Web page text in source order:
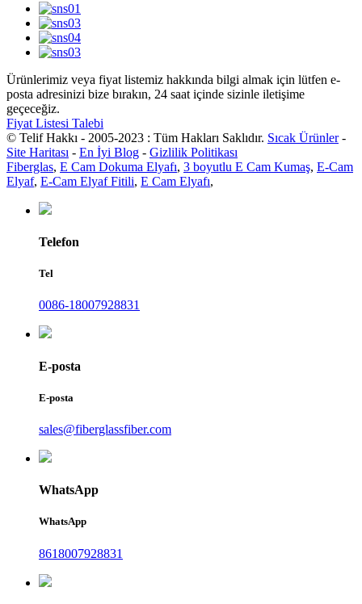
Ürünlerimiz veya fiyat listemiz hakkında bilgi almak için lütfen e-
posta adresinizi bize bırakın, 24 saat içinde sizinle iletişime
geçeceğiz.
Fiyat Listesi Talebi
© Telif Hakkı - 2005-2023 : Tüm Hakları Saklıdır. Sıcak Ürünler-
Site Haritası - En İyi Blog - Gizlilik Politikası
Fiberglas, E Cam Dokuma Elyafı, 3 boyutlu E Cam Kumaş, E-Cam
Elyaf, E-Cam Elyaf Fitili, E Cam Elyafı,
Telefon
Tel
0086-18007928831
E-posta
E-posta
sales@fiberglassfiber.com
WhatsApp
WhatsApp
8618007928831